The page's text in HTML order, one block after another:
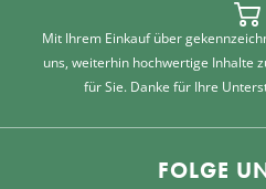
Mit Ihrem Einkauf über
uns, weiterhin hochwertige Inhalte
für Sie. Danke für Ihre
FOLGE